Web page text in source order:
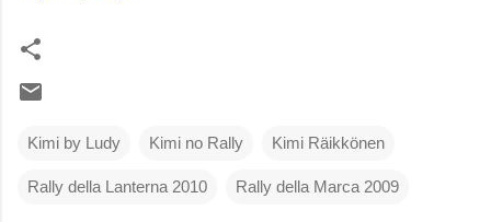
Kimi by Ludy Kimi no Rally Kimi Räikkönen
Rally della Lanterna 2010 Rally della Marca 2009